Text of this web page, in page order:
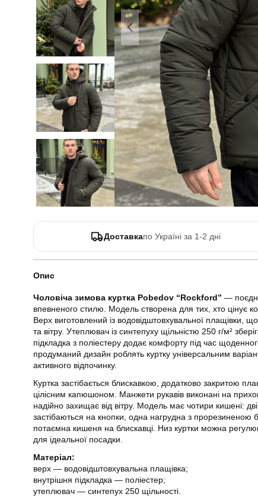
Доставкапо Україні за 1-2 дні
Опис
Чоловіча зимова куртка Pobedov “Rockford” —
впевненого стилю. Модель створена для тих, хто цінує
Верх виготовлений із водовідштовхувальної плащівки,
та вітру. Утеплювач із синтепуху щільністю 250 г/м²
підкладка з поліестеру додає комфорту під час
продуманий дизайн роблять куртку універсальним
активного відпочинку.
Куртка застібається блискавкою, додатково закритою
цілісним капюшоном. Манжети рукавів виконані на
надійно захищає від вітру. Модель має чотири кишені:
застібаються на кнопки, одна нагрудна з прорезиненою
потаємна кишеня на блискавці. Низ куртки можна
для ідеальної посадки.
Матеріал:
верх — водовідштовхувальна плащівка;
внутрішня підкладка — поліестер;
утеплювач — синтепух 250 щільності.